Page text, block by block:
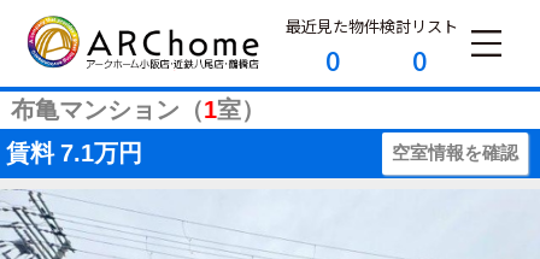
最近見た物件
0
検討リスト
0
布亀マンション（1室）
賃料 7.1万円 空室情報を確認